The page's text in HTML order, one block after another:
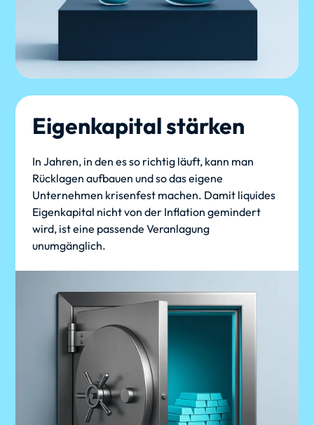
Eigenkapital stärken
In Jahren, in den es so richtig läuft, kann man
Rücklagen aufbauen und so das eigene
Unternehmen krisenfest machen. Damit liquides
Eigenkapital nicht von der Inflation gemindert
wird, ist eine passende Veranlagung
unumgänglich.